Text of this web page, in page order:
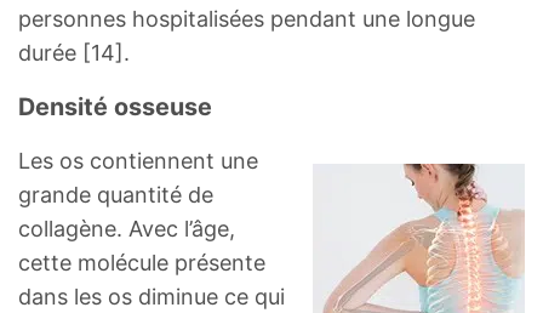
personnes hospitalisées pendant une longue
durée [14].
Densité osseuse
Les os contiennent une
grande quantité de
collagène. Avec l’âge,
cette molécule présente
dans les os diminue ce qui